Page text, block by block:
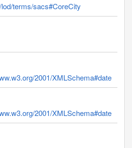
terms/sacs#CoreCity
2001/XMLSchema#date
2001/XMLSchema#date